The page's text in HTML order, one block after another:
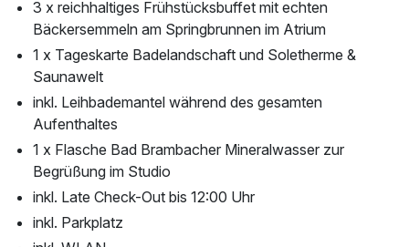
3 x reichhaltiges Frühstücksbuffet mit echten
Bäckersemmeln am Springbrunnen im Atrium
1 x Tageskarte Badelandschaft und Soletherme &
Saunawelt
inkl. Leihbademantel während des gesamten
Aufenthaltes
1 x Flasche Bad Brambacher Mineralwasser zur
Begrüßung im Studio
inkl. Late Check-Out bis 12:00 Uhr
inkl. Parkplatz